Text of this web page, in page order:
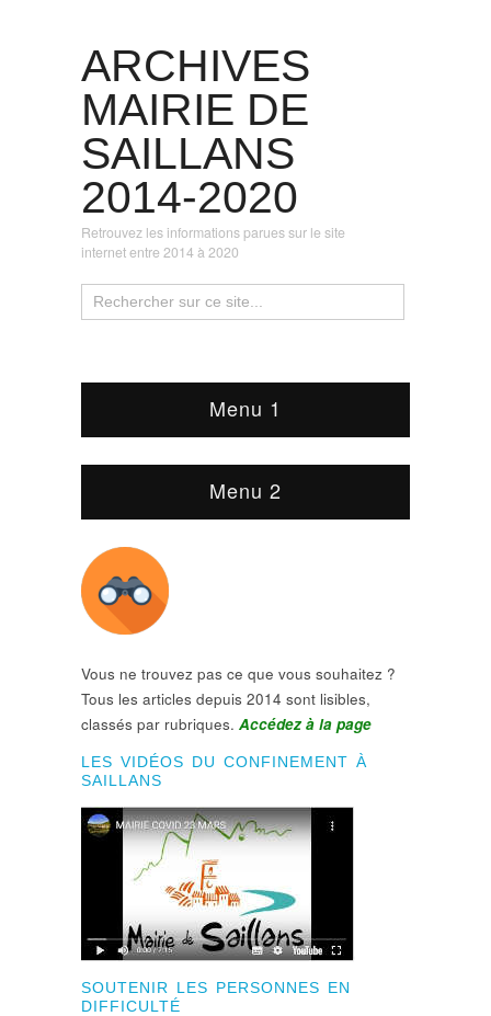
ARCHIVES
MAIRIE DE
SAILLANS
2014-2020
Retrouvez les informations parues sur le site
internet entre 2014 à 2020
Menu 1
Menu 2
Vous ne trouvez pas ce que vous souhaitez ?
Tous les articles depuis 2014 sont lisibles,
classés par rubriques. Accédez à la page
LES VIDÉOS DU CONFINEMENT À
SAILLANS
SOUTENIR LES PERSONNES EN
DIFFICULTÉ